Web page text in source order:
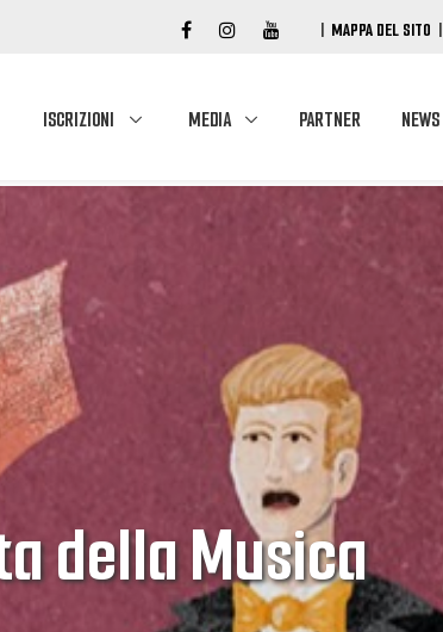
| MAPPA DEL SITO |
ISCRIZIONI MEDIA PARTNER NEWS
della Musica